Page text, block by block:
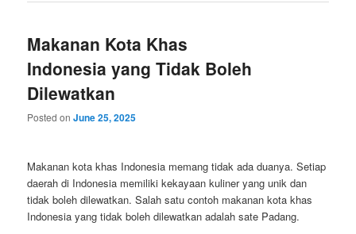
Makanan Kota Khas
Indonesia yang Tidak Boleh
Dilewatkan
Posted onJune 25, 2025
Makanan kota khas Indonesia memang tidak ada duanya. Setiap
daerah di Indonesia memiliki kekayaan kuliner yang unik dan
tidak boleh dilewatkan. Salah satu contoh makanan kota khas
Indonesia yang tidak boleh dilewatkan adalah sate Padang.